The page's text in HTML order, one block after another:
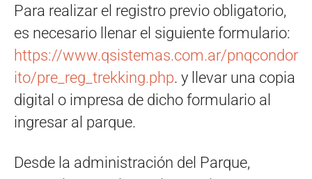
Para realizar el registro previo obligatorio,
es necesario llenar el siguiente formulario:
https://www.qsistemas.com.ar/pnqcondor
ito/pre_reg_trekking.php. y llevar una copia
digital o impresa de dicho formulario al
ingresar al parque.
Desde la administración del Parque,